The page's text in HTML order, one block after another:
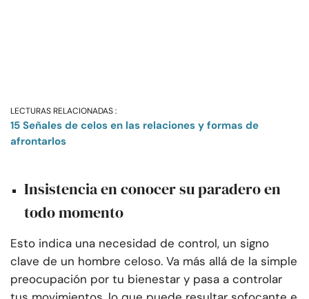
LECTURAS RELACIONADAS :
15 Señales de celos en las relaciones y formas de
afrontarlos
Insistencia en conocer su paradero en
todo momento
Esto indica una necesidad de control, un signo
clave de un hombre celoso. Va más allá de la simple
preocupación por tu bienestar y pasa a controlar